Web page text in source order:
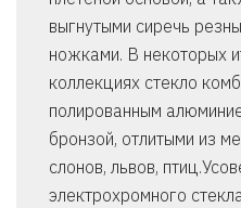
выгнутыми сиречь
ножками. В некоторых
коллекциях стекло
полированным
бронзой, отлитыми из
слонов, львов,
электрохромного